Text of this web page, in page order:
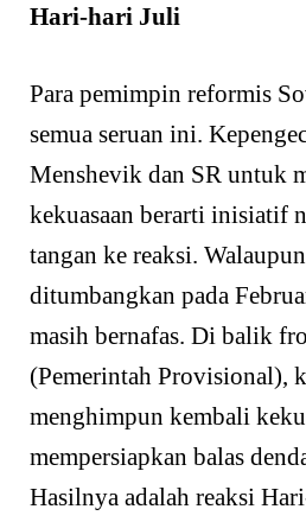
Hari-hari Juli
Para pemimpin reformis
semua seruan ini.
Menshevik dan SR untuk
kekuasaan berarti inisiatif
tangan ke reaksi.
ditumbangkan pada
masih bernafas. Di balik
(Pemerintah Provisional),
menghimpun kembali
mempersiapkan balas
Hasilnya adalah reaksi